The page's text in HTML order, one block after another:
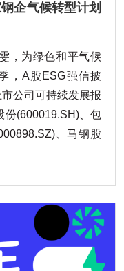
企气候转型计划
，为绿色和平气候
，A股ESG强信披
公司可持续发展报
份(600019.SH)、包
、马钢股